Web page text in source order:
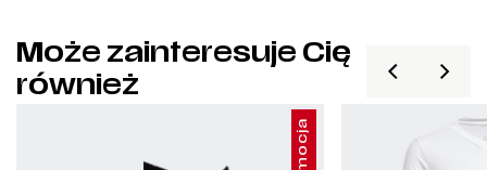
Może zainteresuje Cię
również